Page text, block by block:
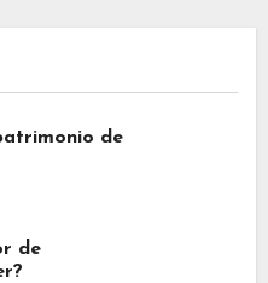
de
de